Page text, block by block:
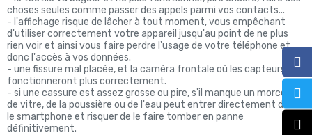
choses seules comme passer des appels parmi vos contacts...
- l'affichage risque de lâcher à tout moment, vous empêchant
d'utiliser correctement votre appareil jusqu'au point de ne plus
rien voir et ainsi vous faire perdre l'usage de votre téléphone et
donc l'accès à vos données.
- une fissure mal placée, et la caméra frontale où les capteurs ne
fonctionneront plus correctement.
- si une cassure est assez grosse ou pire, s'il manque un morceau
de vitre, de la poussière ou de l'eau peut entrer directement dans
le smartphone et risquer de le faire tomber en panne
définitivement.